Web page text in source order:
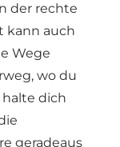
der rechte
kann auch
Wege
wo du
halte dich
geradeaus